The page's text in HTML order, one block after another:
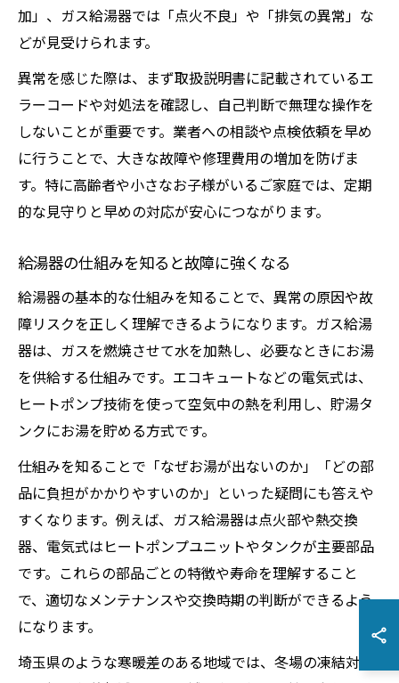
加」、ガス給湯器では「点火不良」や「排気の異常」な
どが見受けられます。
異常を感じた際は、まず取扱説明書に記載されているエ
ラーコードや対処法を確認し、自己判断で無理な操作を
しないことが重要です。業者への相談や点検依頼を早め
に行うことで、大きな故障や修理費用の増加を防げま
す。特に高齢者や小さなお子様がいるご家庭では、定期
的な見守りと早めの対応が安心につながります。
給湯器の仕組みを知ると故障に強くなる
給湯器の基本的な仕組みを知ることで、異常の原因や故
障リスクを正しく理解できるようになります。ガス給湯
器は、ガスを燃焼させて水を加熱し、必要なときにお湯
を供給する仕組みです。エコキュートなどの電気式は、
ヒートポンプ技術を使って空気中の熱を利用し、貯湯タ
ンクにお湯を貯める方式です。
仕組みを知ることで「なぜお湯が出ないのか」「どの部
品に負担がかかりやすいのか」といった疑問にも答えや
すくなります。例えば、ガス給湯器は点火部や熱交換
器、電気式はヒートポンプユニットやタンクが主要部品
です。これらの部品ごとの特徴や寿命を理解すること
で、適切なメンテナンスや交換時期の判断ができるよう
になります。
埼玉県のような寒暖差のある地域では、冬場の凍結対策